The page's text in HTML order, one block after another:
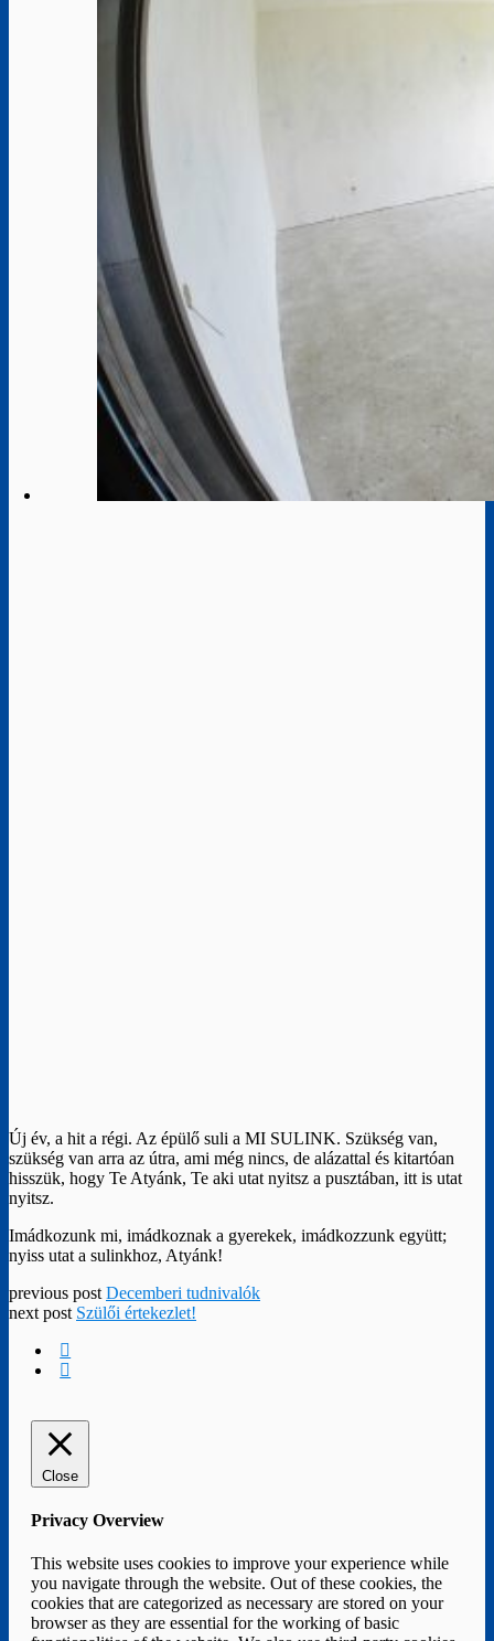
Új év, a hit a régi. Az épülő suli a MI SULINK. Szükség van,
szükség van arra az útra, ami még nincs, de alázattal és kitartóan
hisszük, hogy Te Atyánk, Te aki utat nyitsz a pusztában, itt is utat
nyitsz.
Imádkozunk mi, imádkoznak a gyerekek, imádkozzunk együtt;
nyiss utat a sulinkhoz, Atyánk!
previous post Decemberi tudnivalók
next post Szülői értekezlet!
Close
Privacy Overview
This website uses cookies to improve your experience while
you navigate through the website. Out of these cookies, the
cookies that are categorized as necessary are stored on your
browser as they are essential for the working of basic